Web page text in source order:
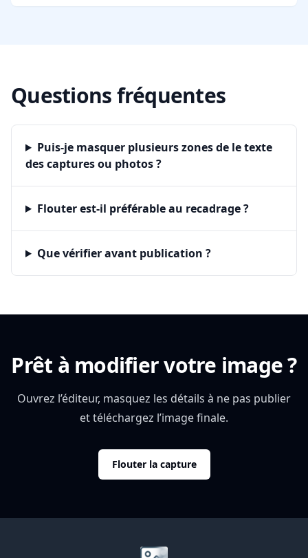
Questions fréquentes
Puis-je masquer plusieurs zones de le texte
des captures ou photos ?
Flouter est-il préférable au recadrage ?
Que vérifier avant publication ?
Prêt à modifier votre image ?
Ouvrez l’éditeur, masquez les détails à ne pas publier
et téléchargez l’image finale.
Flouter la capture